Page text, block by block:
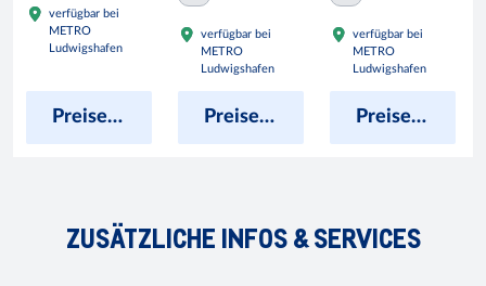
verfügbar bei
METRO
Ludwigshafen
Preise anzeigen
verfügbar bei
METRO
Ludwigshafen
Preise anzeigen
verfügbar bei
METRO
Ludwigshafen
Preise anzeigen
ZUSÄTZLICHE INFOS & SERVICES